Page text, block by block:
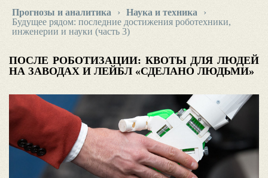
Прогнозы и аналитика › Наука и техника
›
Будущее рядом: последние достижения роботехники,
инженерии и науки (часть 3)
ПОСЛЕ РОБОТИЗАЦИИ: КВОТЫ ДЛЯ ЛЮДЕЙ
НА ЗАВОДАХ И ЛЕЙБЛ «СДЕЛАНО ЛЮДЬМИ»